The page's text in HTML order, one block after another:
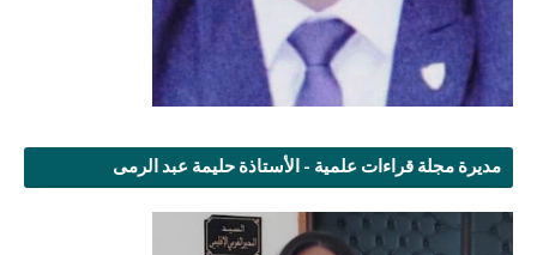
مديرة مجلة قراءات علمية - الأستاذة حليمة عبد الرمى